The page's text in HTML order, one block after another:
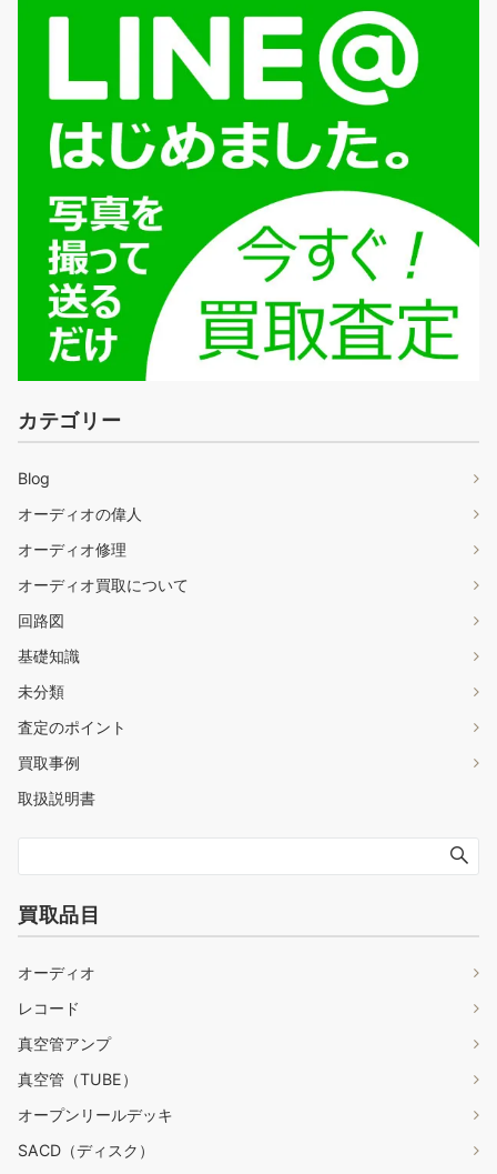
カテゴリー
Blog
オーディオの偉人
オーディオ修理
オーディオ買取について
回路図
基礎知識
未分類
査定のポイント
買取事例
取扱説明書
買取品目
オーディオ
レコード
真空管アンプ
真空管（TUBE）
オープンリールデッキ
SACD（ディスク）